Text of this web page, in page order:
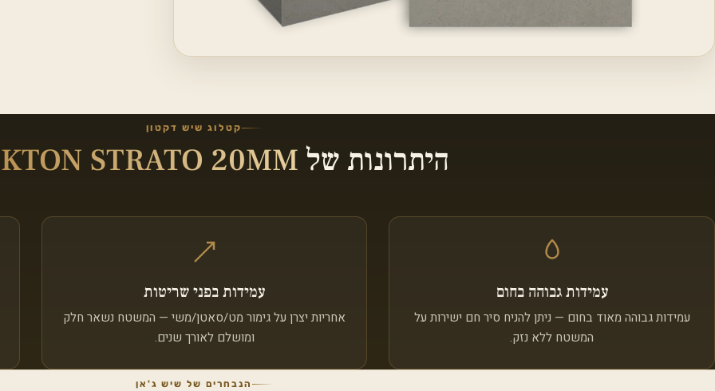
קטלוג שיש דקטון
היתרונות של STRATO 20MM
עמידות גבוהה בחום
עמידות גבוהה מאוד בחום — ניתן להניח סיר חם ישירות על
המשטח ללא נזק.
עמידות בפני שריטות
אחריות יצרן על גימור מט/סאטן/משי — המשטח נשאר חלק
ומושלם לאורך שנים.
הנבחרים של שיש ג'אן